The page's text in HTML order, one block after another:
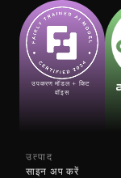
उपकरण मॉडल + किट
वॉइस
उत्पाद
साइन अप करें